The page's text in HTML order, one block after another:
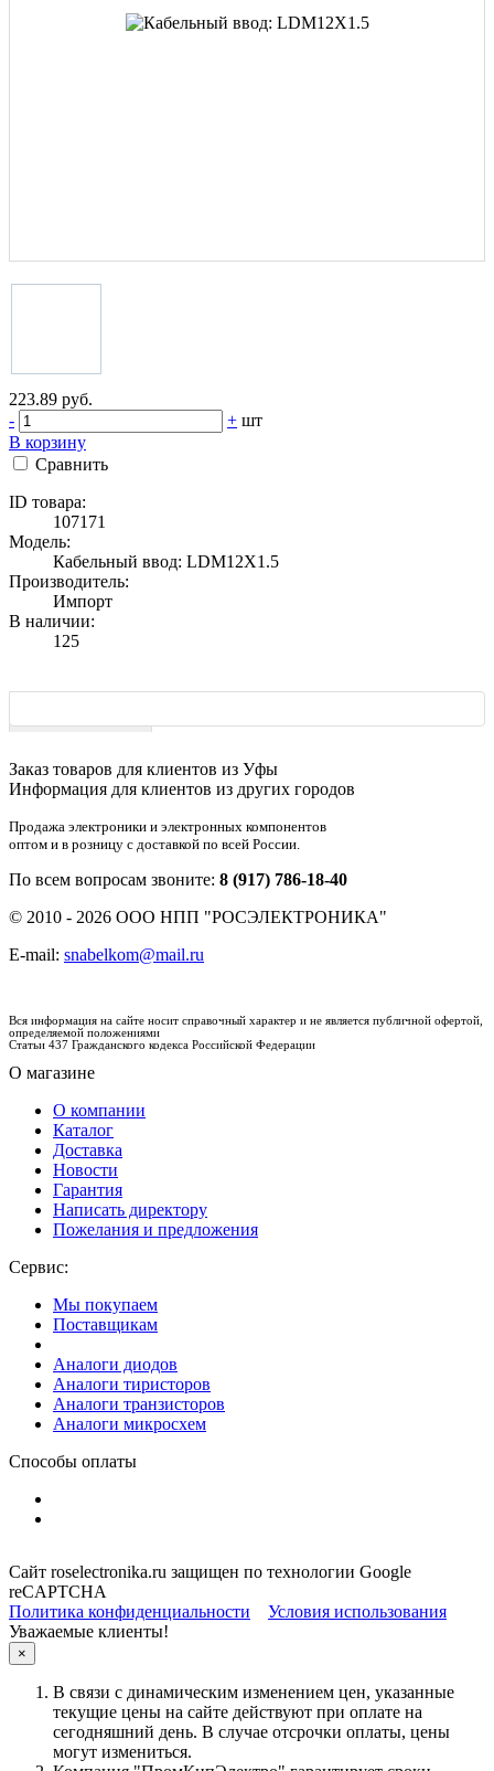
223.89 руб.
-
+ шт
В корзину
Сравнить
ID товара:
107171
Модель:
Кабельный ввод: LDM12X1.5
Производитель:
Импорт
В наличии:
125
Заказ товаров для клиентов из Уфы
Информация для клиентов из других городов
Продажа электроники и электронных компонентов
оптом и в розницу с доставкой по всей России.
По всем вопросам звоните: 8 (917) 786-18-40
© 2010 - 2026 ООО НПП "РОСЭЛЕКТРОНИКА"
E-mail: snabelkom@mail.ru
Вся информация на сайте носит справочный характер и не является публичной офертой,
определяемой положениями
Статьи 437 Гражданского кодекса Российской Федерации
О магазине
О компании
Каталог
Доставка
Новости
Гарантия
Написать директору
Пожелания и предложения
Сервис:
Мы покупаем
Поставщикам
Аналоги диодов
Аналоги тиристоров
Аналоги транзисторов
Аналоги микросхем
Способы оплаты
Сайт roselectronika.ru защищен по технологии Google
reCAPTCHA
Политика конфиденциальности
Условия использования
Уважаемые клиенты!
×
В связи с динамическим изменением цен, указанные
текущие цены на сайте действуют при оплате на
сегодняшний день. В случае отсрочки оплаты, цены
могут измениться.